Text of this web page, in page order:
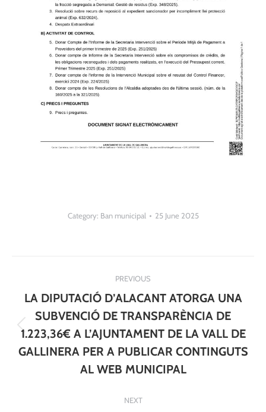
Category: Ban municipal 25 June 2025
navigation
PREVIOUS
Previous
post:
LA DIPUTACIÓ D’ALACANT ATORGA UNA
SUBVENCIÓ DE TRANSPARÈNCIA DE
1.223,36€ A L’AJUNTAMENT DE LA VALL DE
GALLINERA PER A PUBLICAR CONTINGUTS
AL WEB MUNICIPAL
NEXT